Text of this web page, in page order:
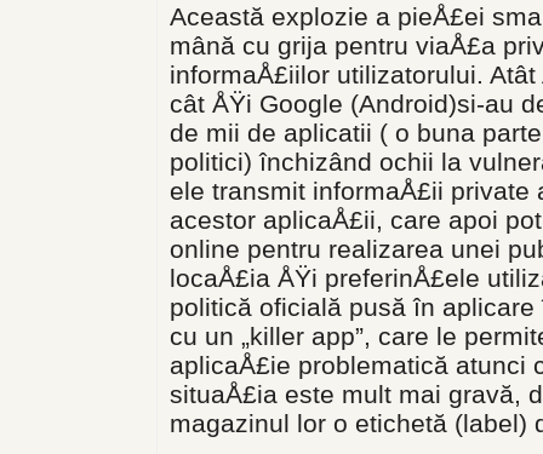
Această explozie a pieÅ£ei
mână cu grija pentru viaÅ£a
informaÅ£iilor utilizatorului.
cât ÅŸi Google (Android)si-au
de mii de aplicatii ( o buna
politici) închizând ochii la
ele transmit informaÅ£ii
acestor aplicaÅ£ii, care apoi
online pentru realizarea unei
locaÅ£ia ÅŸi preferinÅ£ele
politică oficială pusă în
cu un „killer app”, care le
aplicaÅ£ie problematică atunci
situaÅ£ia este mult mai gravă,
magazinul lor o etichetă (label)